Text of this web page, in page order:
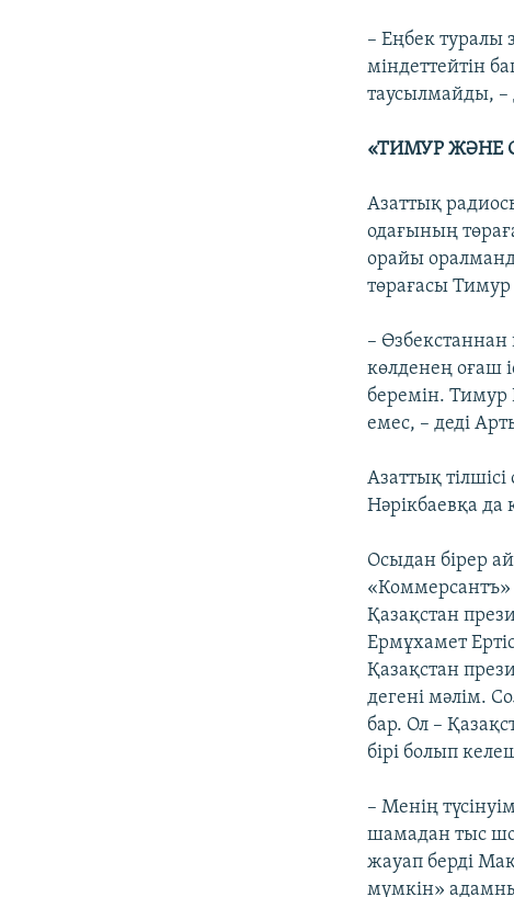
– Еңбек туралы
міндеттейтін
таусылмайды, –
«ТИМУР ЖӘНЕ
Азаттық
одағының
орайы
төрағасы Тимур
–
көлденең оғаш
беремін. Тимур
емес, – деді
Азаттық
Нәрікбаевқа да
Осыдан бірер
«Коммерсантъ»
Қазақстан
Ермұхамет
Қазақстан
дегені мәлім.
бар. Ол –
бірі болып
– Менің
шамадан тыс
жауап берді
мүмкін»